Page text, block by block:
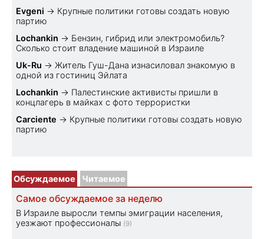
Evgeni → Крупные политики готовы создать новую
партию
Lochankin → Бензин, гибрид или электромобиль?
Cколько стоит владение машиной в Израиле
Uk-Ru → Житель Гуш-Дана изнасиловал знакомую в
одной из гостиниц Эйлата
Lochankin → Палестинские активисты пришли в
концлагерь в майках с фото террористки
Carciente → Крупные политики готовы создать новую
партию
Обсуждаемое Читаемое
Самое обсуждаемое за неделю
В Израиле выросли темпы эмиграции населения,
уезжают профессионалы (9)